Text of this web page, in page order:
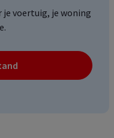
je voertuig, je woning